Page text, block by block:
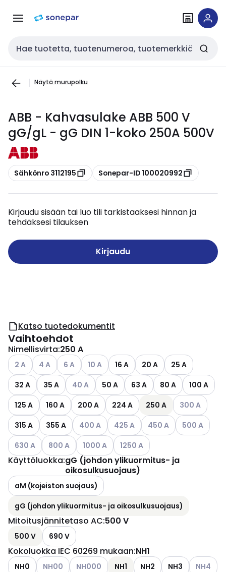
navigointiinsisältöön
Haku
Näytä murupolku
ABB - Kahvasulake ABB 500 V
gG/gL - gG DIN 1-koko 250A 500V
Kopioi
Sähkönro 3112195 Kopioi
Sonepar-ID 100020992
Kirjaudu sisään tai luo tili tarkistaaksesi hinnan ja
tehdäksesi tilauksen
Kirjaudu
Katso tuotedokumentit
Vaihtoehdot
Nimellisvirta:250 A
Katso käytettävissä olevat vaihtoehdot
2 A Katso käytettävissä olevat vaihtoehdot
4 A Katso käytettävissä olevat vaihtoehdot
6 A Katso käytettävissä olevat vaihtoehdot
10 A 16 A 20 A
25 A
32 A
35 A Katso käytettävissä olevat vaihtoehdot
40 A 50 A 63 A 80 A
100 A
125 A
160 A 200 A 224 A 250 A Katso
300 A
315 A
355 A Katso käytettävissä olevat vaihtoehdot
400 A Katso käytettävissä olevat
425 A Katso käytettävissä
450 A Katso
500 A
Katso käytettävissä olevat vaihtoehdot
630 A Katso käytettävissä olevat vaihtoehdot
800 A Katso käytettävissä olevat vaihtoehdot
1000 A Katso käytettävissä olevat
1250 A
Käyttöluokka:gG (johdon ylikuormitus- ja
oikosulkusuojaus)
aM (kojeiston suojaus)
gG (johdon ylikuormitus- ja oikosulkusuojaus)
Mitoitusjännitetaso AC:500 V
500 V 690 V
Kokoluokka IEC 60269 mukaan:NH1
NH0 Katso käytettävissä olevat vaihtoehdot
NH00 Katso käytettävissä olevat vaihtoehdot
NH000 NH1 NH2 NH3 Katso
NH4